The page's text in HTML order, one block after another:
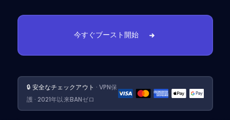
今すぐブースト開始
🔒 安全なチェックアウト · VPN保
護 · 2021年以来BANゼロ